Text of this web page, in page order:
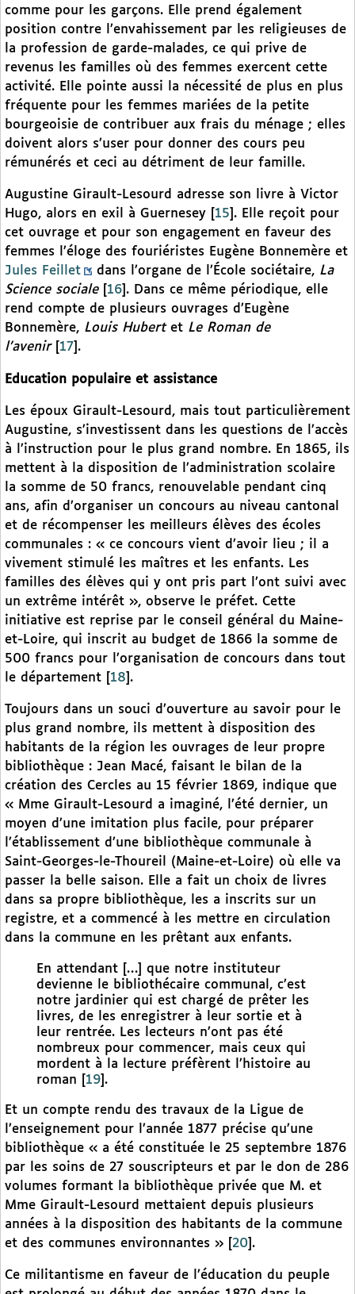
comme pour les garçons. Elle prend également
position contre l’envahissement par les religieuses de
la profession de garde-malades, ce qui prive de
revenus les familles où des femmes exercent cette
activité. Elle pointe aussi la nécessité de plus en plus
fréquente pour les femmes mariées de la petite
bourgeoisie de contribuer aux frais du ménage ; elles
doivent alors s’user pour donner des cours peu
rémunérés et ceci au détriment de leur famille.
Augustine Girault-Lesourd adresse son livre à Victor
Hugo, alors en exil à Guernesey
15 . Elle reçoit pour
cet ouvrage et pour son engagement en faveur des
femmes l’éloge des fouriéristes Eugène Bonnemère et
Jules Feillet
dans l’organe de l’École sociétaire, La
Science sociale[ 16 . Dans ce même périodique, elle
rend compte de plusieurs ouvrages d’Eugène
Bonnemère, Louis Hubert et Le Roman de
l’avenir[ 17 .
Education populaire et assistance
Les époux Girault-Lesourd, mais tout particulièrement
Augustine, s’investissent dans les questions de l’accès
à l’instruction pour le plus grand nombre. En 1865, ils
mettent à la disposition de l’administration scolaire
la somme de 50 francs, renouvelable pendant cinq
ans, afin d’organiser un concours au niveau cantonal
et de récompenser les meilleurs élèves des écoles
communales : « ce concours vient d’avoir lieu ; il a
vivement stimulé les maîtres et les enfants. Les
familles des élèves qui y ont pris part l’ont suivi avec
un extrême intérêt », observe le préfet. Cette
initiative est reprise par le conseil général du Maine-
et-Loire, qui inscrit au budget de 1866 la somme de
500 francs pour l’organisation de concours dans tout
le département
18 .
Toujours dans un souci d’ouverture au savoir pour le
plus grand nombre, ils mettent à disposition des
habitants de la région les ouvrages de leur propre
bibliothèque : Jean Macé, faisant le bilan de la
création des Cercles au 15 février 1869, indique que
« Mme Girault-Lesourd a imaginé, l’été dernier, un
moyen d’une imitation plus facile, pour préparer
l’établissement d’une bibliothèque communale à
Saint-Georges-le-Thoureil (Maine-et-Loire) où elle va
passer la belle saison. Elle a fait un choix de livres
dans sa propre bibliothèque, les a inscrits sur un
registre, et a commencé à les mettre en circulation
dans la commune en les prêtant aux enfants.
En attendant […] que notre instituteur
devienne le bibliothécaire communal, c’est
notre jardinier qui est chargé de prêter les
livres, de les enregistrer à leur sortie et à
leur rentrée. Les lecteurs n’ont pas été
nombreux pour commencer, mais ceux qui
mordent à la lecture préfèrent l’histoire au
roman
19 .
Et un compte rendu des travaux de la Ligue de
l’enseignement pour l’année 1877 précise qu’une
bibliothèque « a été constituée le 25 septembre 1876
par les soins de 27 souscripteurs et par le don de 286
volumes formant la bibliothèque privée que M. et
Mme Girault-Lesourd mettaient depuis plusieurs
années à la disposition des habitants de la commune
et des communes environnantes »
20 .
Ce militantisme en faveur de l’éducation du peuple